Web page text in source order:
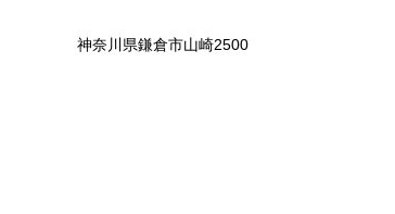
神奈川県鎌倉市山崎2500